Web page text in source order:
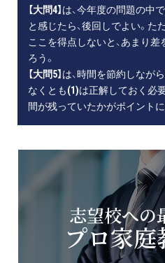
【大問4】 は、今年度の問題の中
と感じたら、後回しでよい。た
ここを得点しないと、あまり
ろう。
【大問5】 は、時間を節約しなが
なくとも(1)は正解しておく必
間が残っていたかがポイント
志望校への
プロ家